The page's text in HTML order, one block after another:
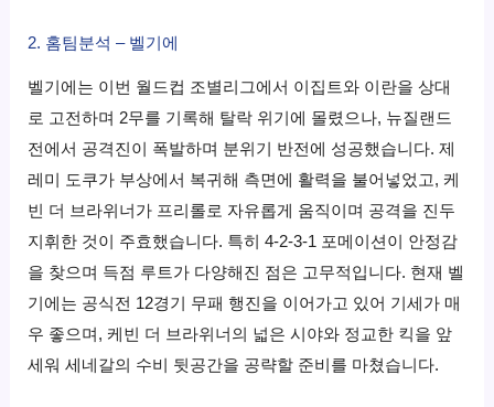
2. 홈팀분석 – 벨기에
벨기에는 이번 월드컵 조별리그에서 이집트와 이란을 상대
로 고전하며 2무를 기록해 탈락 위기에 몰렸으나, 뉴질랜드
전에서 공격진이 폭발하며 분위기 반전에 성공했습니다. 제
레미 도쿠가 부상에서 복귀해 측면에 활력을 불어넣었고, 케
빈 더 브라위너가 프리롤로 자유롭게 움직이며 공격을 진두
지휘한 것이 주효했습니다. 특히 4-2-3-1 포메이션이 안정감
을 찾으며 득점 루트가 다양해진 점은 고무적입니다. 현재 벨
기에는 공식전 12경기 무패 행진을 이어가고 있어 기세가 매
우 좋으며, 케빈 더 브라위너의 넓은 시야와 정교한 킥을 앞
세워 세네갈의 수비 뒷공간을 공략할 준비를 마쳤습니다.